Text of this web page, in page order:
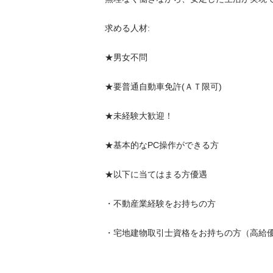
求める人材:
★男女不問
★要普通自動車免許(ＡＴ限可)
★未経験大歓迎！
★基本的なPC操作ができる方
★以下に当てはまる方優遇
・不動産業経験をお持ちの方
・宅地建物取引士資格をお持ちの方（高給